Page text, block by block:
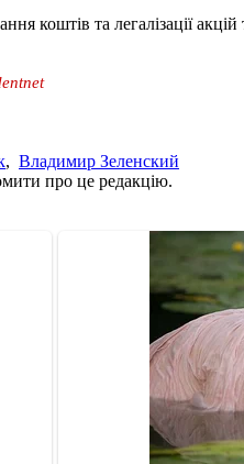
коштів та легалізації
, Владимир Зеленский
про це редакцію.